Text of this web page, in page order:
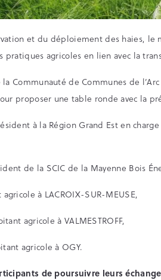
et du déploiement des haies,
pratiques agricoles en lien avec la
la Communauté de Communes de
proposer une table ronde avec la
à la Région Grand Est en
de la SCIC de la Mayenne Bois
à LACROIX-SUR-MEUSE,
agricole à VALMESTROFF,
agricole à OGY.
de poursuivre leurs